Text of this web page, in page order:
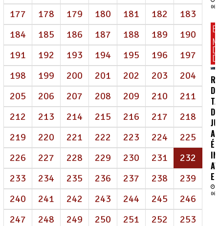
177
178 179 180 181 182
183
184
185 186 187 188 189
190
191
192 193 194 195 196
197
198
199 200 201 202 203
204
205
206 207 208 209 210
211
212
213 214 215 216 217
218
219
220 221 222 223 224
225
226
227 228 229 230 231 232
233
234 235 236 237 238
239
240
241 242 243 244 245
246
247
248 249 250 251 252
253
06/
DA
DE
É
06/